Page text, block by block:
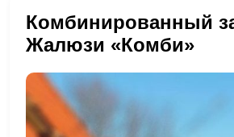
Комбинированный
Жалюзи «Комби»